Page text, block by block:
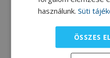
Vanília-
használunk. Süti
ÖSSZES